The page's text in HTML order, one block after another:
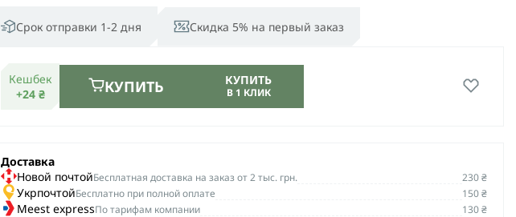
Срок отправки 1-2 дня Скидка 5% на первый заказ
Кешбек
+24 ₴
КУПИТЬ КУПИТЬ
В 1 КЛИК
Доставка
Новой почтойБеcплатная доставка на заказ от 2 тыс. грн. 230 ₴
УкрпочтойБесплатно при полной оплате 150 ₴
Meest expressПо тарифам компании 130 ₴